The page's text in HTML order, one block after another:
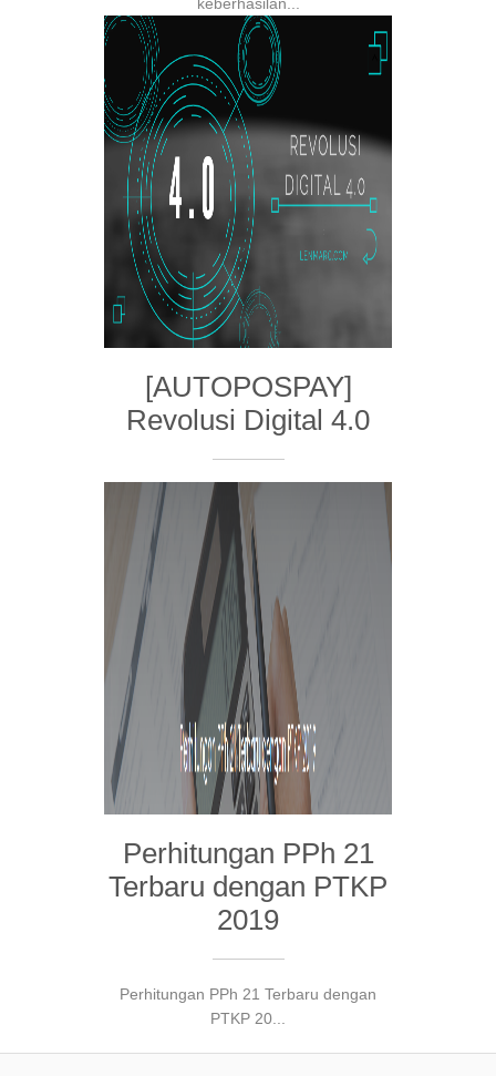
[AUTOPOSPAY]
Revolusi Digital 4.0
Perhitungan PPh 21
Terbaru dengan PTKP
2019
Perhitungan PPh 21 Terbaru dengan
PTKP 20...